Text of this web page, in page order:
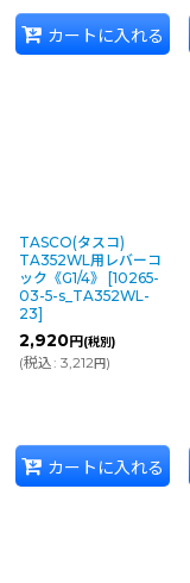
カートに入れる
TASCO(タスコ)
TA352WL用レバーコ
ック《G1/4》
[10265-
03-5-s_TA352WL-
23]
2,920円 (税別)
(税込: 3,212円)
カートに入れる